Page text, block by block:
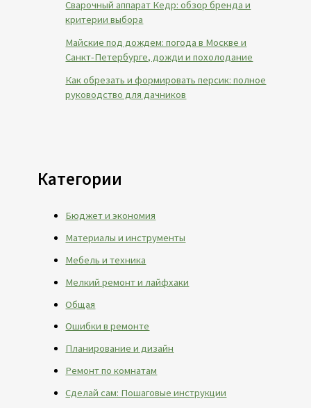
Сварочный аппарат Кедр: обзор бренда и
критерии выбора
Майские под дождем: погода в Москве и
Санкт-Петербурге, дожди и похолодание
Как обрезать и формировать персик: полное
руководство для дачников
Категории
Бюджет и экономия
Материалы и инструменты
Мебель и техника
Мелкий ремонт и лайфхаки
Общая
Ошибки в ремонте
Планирование и дизайн
Ремонт по комнатам
Сделай сам: Пошаговые инструкции